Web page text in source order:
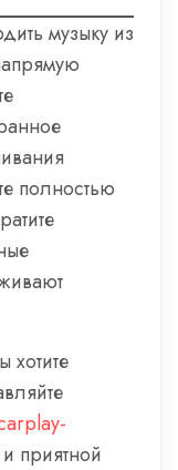
музыку из
полностью
хотите
приятной